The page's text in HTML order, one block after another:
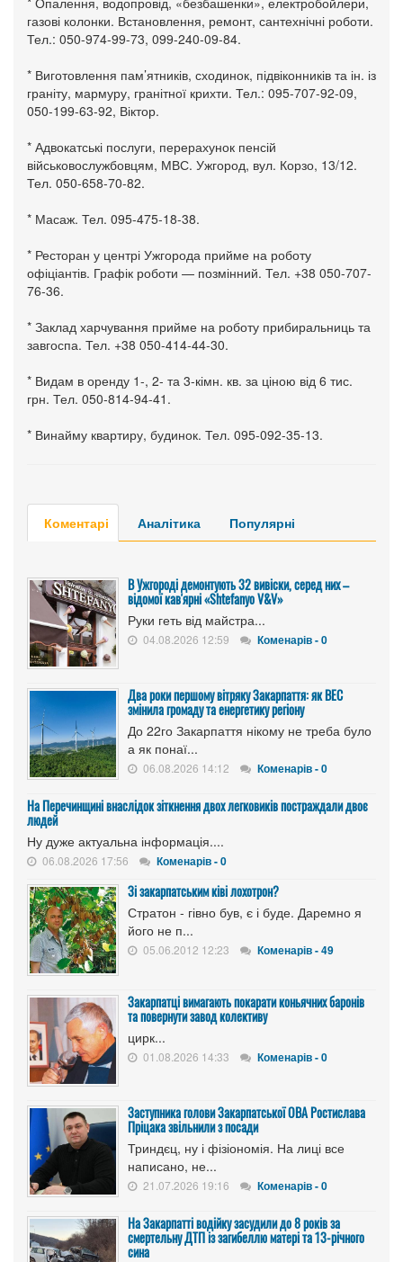
газові колонки. Встановлення, ремонт, сантехнічні роботи.
Тел.: 050-974-99-73, 099-240-09-84.
* Виготовлення пам’ятників, сходинок, підвіконників та ін. із
граніту, мармуру, гранітної крихти. Тел.: 095-707-92-09,
050-199-63-92, Віктор.
* Адвокатські послуги, перерахунок пенсій
військовослужбовцям, МВС. Ужгород, вул. Корзо, 13/12.
Тел. 050-658-70-82.
* Масаж. Тел. 095-475-18-38.
* Ресторан у центрі Ужгорода прийме на роботу
офіціантів. Графік роботи — позмінний. Тел. +38 050-707-
76-36.
* Заклад харчування прийме на роботу прибиральниць та
завгоспа. Тел. +38 050-414-44-30.
* Видам в оренду 1-, 2- та 3-кімн. кв. за ціною від 6 тис.
грн. Тел. 050-814-94-41.
* Винайму квартиру, будинок. Тел. 095-092-35-13.
Коментарі Аналітика Популярні
В Ужгороді демонтують 32 вивіски, серед них –
відомої кав'ярні «Shtefanyo V&V»
Руки геть від майстра...
04.08.2026 12:59 Коменарів - 0
Два роки першому вітряку Закарпаття: як ВЕС
змінила громаду та енергетику регіону
До 22го Закарпаття нікому не треба було
а як понаї...
06.08.2026 14:12 Коменарів - 0
На Перечинщині внаслідок зіткнення двох легковиків постраждали двоє
людей
Ну дуже актуальна інформація....
06.08.2026 17:56 Коменарів - 0
Зі закарпатським ківі лохотрон?
Стратон - гівно був, є і буде. Даремно я
його не п...
05.06.2012 12:23 Коменарів - 49
Закарпатці вимагають покарати коньячних баронів
та повернути завод колективу
цирк...
01.08.2026 14:33 Коменарів - 0
Заступника голови Закарпатської ОВА Ростислава
Пріцака звільнили з посади
Триндєц, ну і фізіономія. На лиці все
написано, не...
21.07.2026 19:16 Коменарів - 0
На Закарпатті водійку засудили до 8 років за
смертельну ДТП із загибеллю матері та 13-річного
сина